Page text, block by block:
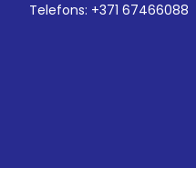
Telefons: +371 67466088